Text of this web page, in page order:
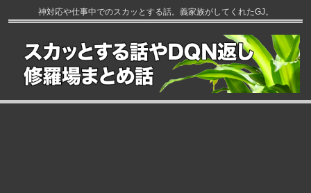
神対応や仕事中でのスカッとする話。義家族がしてくれたGJ。